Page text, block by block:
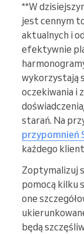
**W
jest cennym
aktualnych i
efektywnie
wykorzystają
oczekiwania i
starań. Na
przypomnień
każdego
Zoptymalizuj
pomocą kilku
one
będą